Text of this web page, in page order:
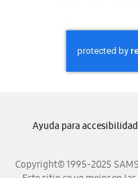
Copyright© 1995-2025
Ayuda para accesibilidad